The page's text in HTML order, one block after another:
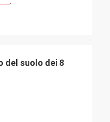
del suolo dei 8